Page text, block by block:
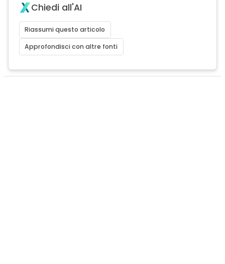
Chiedi all'AI
Riassumi questo articolo
Approfondisci con altre fonti